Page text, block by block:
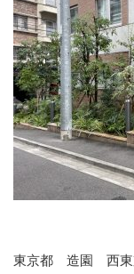
東京都 造園 西